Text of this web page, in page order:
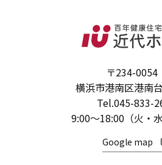
〒234-0054
横浜市港南区港南
Tel.045-833-
9:00～18:00（火・水
Google map